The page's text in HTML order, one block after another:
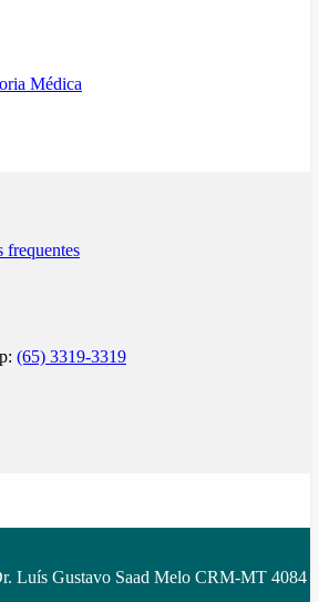
Médica
frequentes
(65) 3319-3319
Luís Gustavo Saad Melo CRM-MT 4084